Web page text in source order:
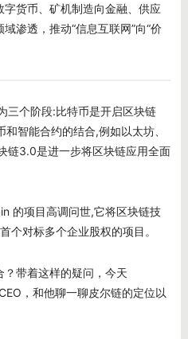
货币、矿机制造向金融、供应
渗透，推动“信息互联网”向“价
三个阶段:比特币是开启区块链
智能合约的结合,例如以太坊、
链3.0是进一步将区块链应用全面
的项目高调问世,它将区块链技
个对标多个企业股权的项目。
带着这样的疑问，今天
，和他聊一聊皮尔链的定位以